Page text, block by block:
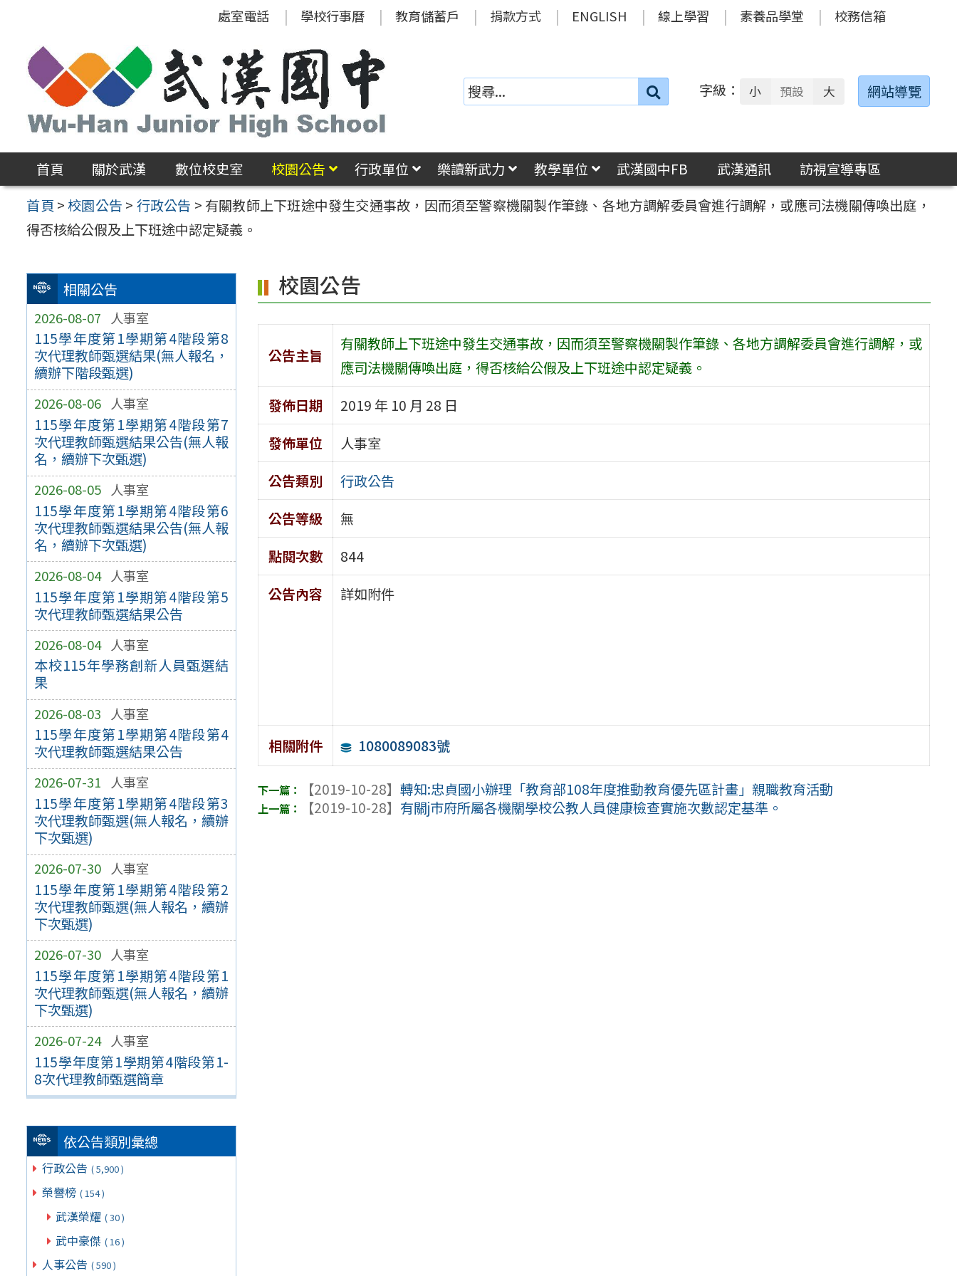
區
處室電話 學校行事曆 教育儲蓄戶 捐款方式 ENGLISH 線上學習 素養品學堂 校務信箱
搜
字級： 小 預設 大 網站導覽
首頁 關於武漢 數位校史室 校園公告 行政單位 樂讀新武力 教學單位 武漢國中FB 武漢通訊
訪視宣導專區
首頁 >校園公告 > 行政公告 > 有關教師上下班途中發生交通事故，因而須至警察機關製作筆錄、各地方調解委員會進行調解，或應司法機關傳喚出庭，
得否核給公假及上下班途中認定疑義。
相關公告
2026-08-07 人事室
115學年度第1學期第4階段第8
次代理教師甄選結果(無人報名，
續辦下階段甄選)
2026-08-06 人事室
115學年度第1學期第4階段第7
次代理教師甄選結果公告(無人報
名，續辦下次甄選)
2026-08-05 人事室
115學年度第1學期第4階段第6
次代理教師甄選結果公告(無人報
名，續辦下次甄選)
2026-08-04 人事室
115學年度第1學期第4階段第5
次代理教師甄選結果公告
2026-08-04 人事室
本校115年學務創新人員甄選結
果
2026-08-03 人事室
115學年度第1學期第4階段第4
次代理教師甄選結果公告
2026-07-31 人事室
115學年度第1學期第4階段第3
次代理教師甄選(無人報名，續辦
下次甄選)
2026-07-30 人事室
115學年度第1學期第4階段第2
次代理教師甄選(無人報名，續辦
下次甄選)
2026-07-30 人事室
115學年度第1學期第4階段第1
次代理教師甄選(無人報名，續辦
下次甄選)
2026-07-24 人事室
115學年度第1學期第4階段第1-
8次代理教師甄選簡章
依公告類別彙總
行政公告 ( 5,900 )
榮譽榜 ( 154 )
武漢榮耀 ( 30 )
武中豪傑 ( 16 )
人事公告 ( 590 )
校園公告
公告主旨
有關教師上下班途中發生交通事故，因而須至警察機關製作筆錄、各地方調解委員會進行調解，或
應司法機關傳喚出庭，得否核給公假及上下班途中認定疑義。
發佈日期
2019 年 10 月 28 日
發佈單位
人事室
公告類別
行政公告
公告等級
無
點閱次數
844
公告內容
詳如附件
相關附件 1080089083號
【2019-10-28】轉知:忠貞國小辦理「教育部108年度推動教育優先區計畫」親職教育活動
【2019-10-28】 有關j巿府所屬各機關學校公教人員健康檢查實施次數認定基準。